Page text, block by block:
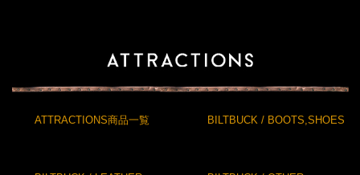
ATTRACTIONS商品一覧 BILTBUCK / BOOTS,SHOES